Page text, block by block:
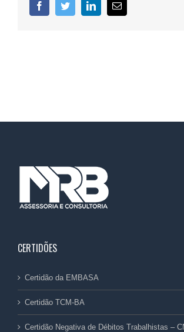
FacebookTwitterLinkedIn
E-
mail
CERTIDÕES
Certidão da EMBASA
Certidão TCM-BA
Certidão Negativa de Débitos Trabalhistas –